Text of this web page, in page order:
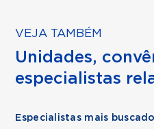
VEJA TAMBÉM
Unidades,
especialistas
Especialistas mais